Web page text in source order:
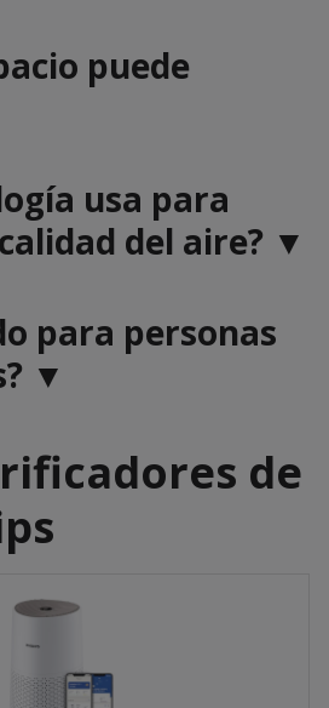
puede
usa para
del aire? ▼
para personas
▼
de